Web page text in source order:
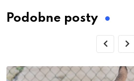
Podobne posty